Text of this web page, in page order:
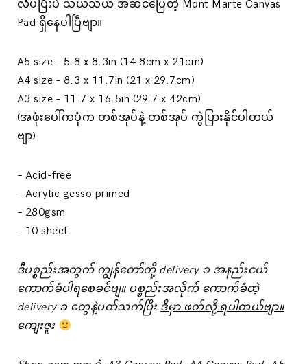
လိပ်ပြီးပဲ သယ်သယ် အဆင်ပြေတဲ့ Mont Marte Canvas
Pad ရှိနေပါပြီဗျာ။
A5 size – 5.8 x 8.3in (14.8cm x 21cm)
A4 size – 8.3 x 11.7in (21 x 29.7cm)
A3 size – 11.7 x 16.5in (29.7 x 42cm)
(အဖုံးပေါ်ကပုံက တစ်အုပ်နဲ့ တစ်အုပ် ကွဲပြားနိုင်ပါတယ်
ဗျာ)
– Acid-free
– Acrylic gesso primed
– 280gsm
– 10 sheet
ဒီပစ္စည်းအတွက် ကျွန်တော်တို့ delivery ခ အနည်းငယ်
‌ကောက်ခံပါရစေခင်ဗျ။ ပစ္စည်းအလိုက် ကောက်ခံတဲ့
delivery ခ ‌တွေနဲ့ပတ်သက်ပြီး ဒီမှာ ဖတ်လို့ ရပါတယ်ဗျာ။
ကျေးဇူး